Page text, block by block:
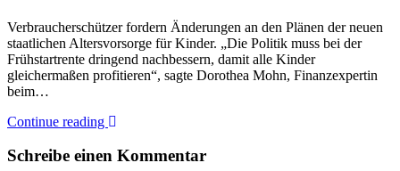
Verbraucherschützer fordern Änderungen an den Plänen der neuen
staatlichen Altersvorsorge für Kinder. „Die Politik muss bei der
Frühstartrente dringend nachbessern, damit alle Kinder
gleichermaßen profitieren“, sagte Dorothea Mohn, Finanzexpertin
beim…
Continue reading
Schreibe einen Kommentar